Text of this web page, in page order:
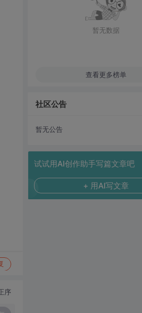
序
暂无数据
查看更多榜单
社区公告
暂无公告
试试用AI创作助手写篇文章吧
+ 用AI写文章